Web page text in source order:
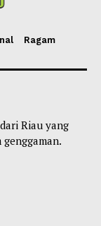
Ragam
Riau yang